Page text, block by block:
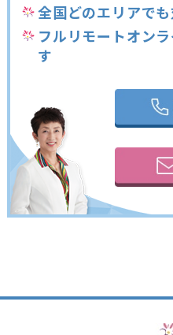
全国どのエリアで
フルリモートオン
す